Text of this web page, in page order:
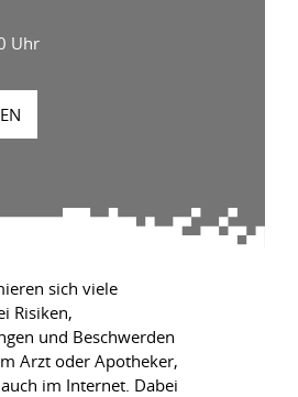
Uhr
sich viele
Risiken,
und Beschwerden
Arzt oder Apotheker,
im Internet. Dabei